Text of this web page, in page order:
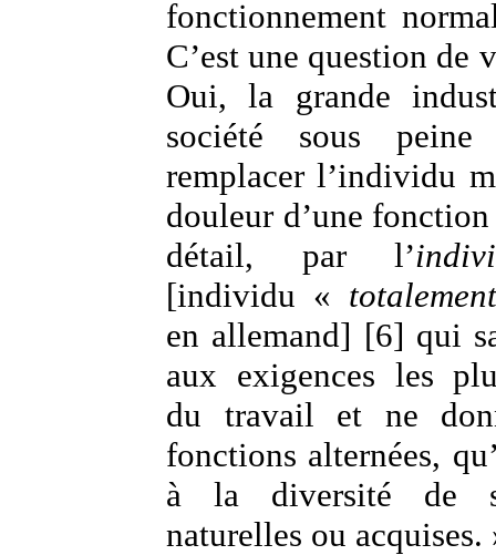
fonctionnement
C’est une question de
Oui, la grande
société sous
remplacer l’individu
douleur d’une
détail, par l’
[individu «
en allemand] [6] qui
aux exigences les
du travail et ne
fonctions alternées,
à la diversité de
naturelles ou